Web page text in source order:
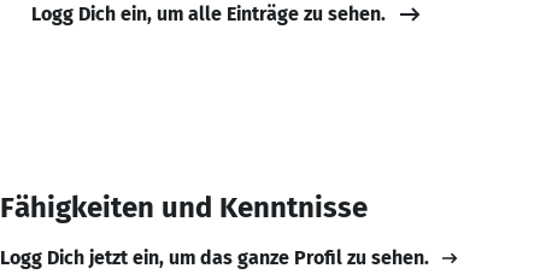
Logg Dich ein, um alle Einträge zu sehen.
Fähigkeiten und Kenntnisse
Logg Dich jetzt ein, um das ganze Profil zu sehen.